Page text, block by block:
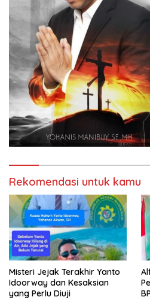
Rekomendasi untuk kamu
Misteri Jejak Terakhir Yanto
Idoorway dan Kesaksian
yang Perlu Diuji